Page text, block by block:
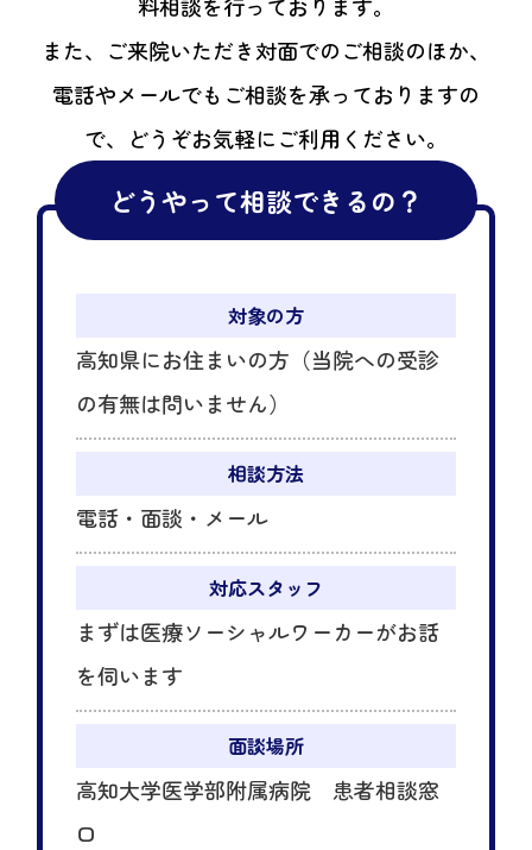
また、ご来院いただき対面でのご相談のほか、
電話やメールでもご相談を承っておりますの
で、どうぞお気軽にご利用ください。
どうやって相談できるの？
対象の方
高知県にお住まいの方（当院への受診
の有無は問いません）
相談方法
電話・面談・メール
対応スタッフ
まずは医療ソーシャルワーカーがお話
を伺います
面談場所
高知大学医学部附属病院 患者相談窓
口